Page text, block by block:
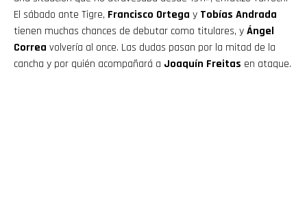
El sábado ante Tigre, Francisco Ortega y Tobías Andrada
tienen muchas chances de debutar como titulares, yÁngel
Correa volvería al once. Las dudas pasan por la mitad de la
cancha y por quién acompañará a Joaquín Freitas en ataque.